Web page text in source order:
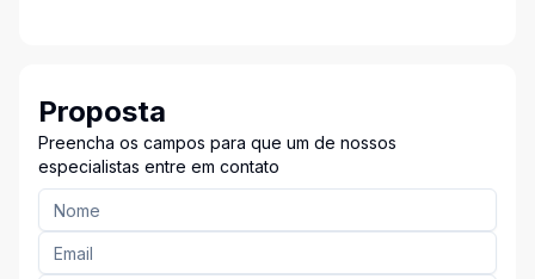
Proposta
Preencha os campos para que um de nossos
especialistas entre em contato